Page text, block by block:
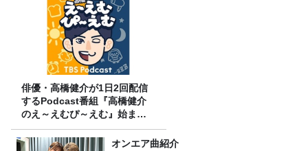
俳優・高橋健介が1日2回配信
するPodcast番組『高橋健介
のえ～えむぴ～えむ』始まり
ます
オンエア曲紹介